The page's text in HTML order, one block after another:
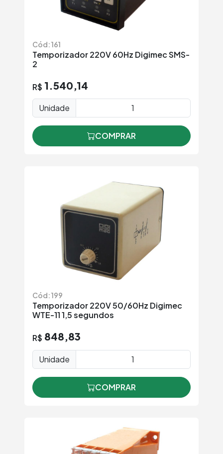
Cód: 161
Temporizador 220V 60Hz Digimec SMS-
2
R$ 1.540,14
Unidade
COMPRAR
Cód: 199
Temporizador 220V 50/60Hz Digimec
WTE-11 1,5 segundos
R$ 848,83
Unidade
COMPRAR